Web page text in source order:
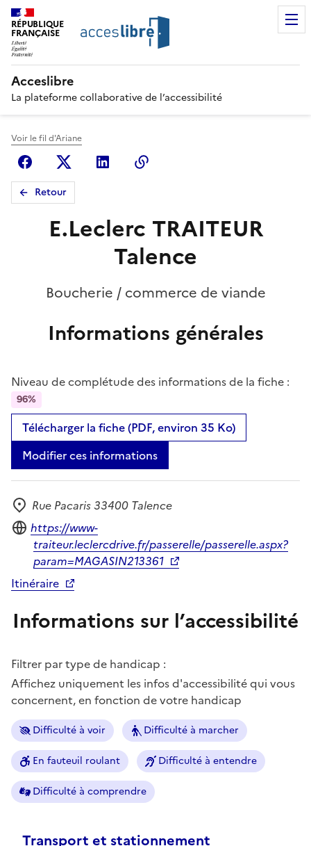
RÉPUBLIQUE
FRANÇAISE
Acceslibre
La plateforme collaborative de l’accessibilité
Voir le fil d'Ariane
FacebookX (anciennement Twitter)
Linkedin
Retour
E.Leclerc TRAITEUR
Talence
Boucherie / commerce de viande
Informations générales
Niveau de complétude des informations de la fiche :
96%
Télécharger la fiche (PDF, environ 35 Ko)
Modifier ces informations
Adresse
Rue Pacaris 33400 Talence
Site internet
https://www-
traiteur.leclercdrive.fr/passerelle/passerelle.aspx?
param=MAGASIN213361
Itinéraire
Informations sur l’accessibilité
Filtrer par type de handicap :
Affichez uniquement les infos d'accessibilité qui vous
concernent, en fonction de votre handicap
Difficulté à voir Difficulté à marcher
En fauteuil roulant Difficulté à entendre
Difficulté à comprendre
Transport et stationnement